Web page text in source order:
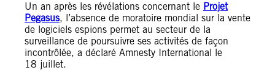
Un an après les révélations concernant le Projet
Pegasus, l’absence de moratoire mondial sur la vente
de logiciels espions permet au secteur de la
surveillance de poursuivre ses activités de façon
incontrôlée, a déclaré Amnesty International le
18 juillet.